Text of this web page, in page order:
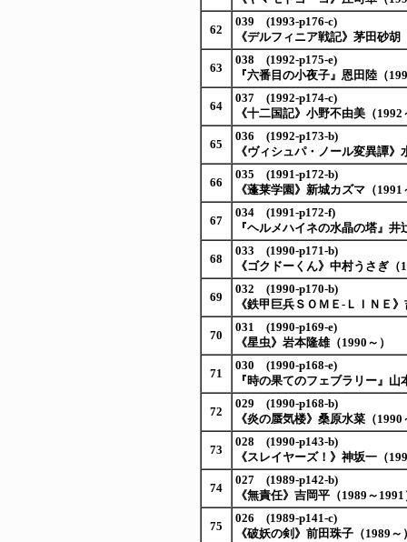
62
039 (1993-p176-c)
《デルフィニア戦記》茅田砂胡
63
038 (1992-p175-e)
『六番目の小夜子』恩田陸（
64
037 (1992-p174-c)
《十二国記》小野不由美（1992
65
036 (1992-p173-b)
《ヴィシュパ・ノール変異譚
66
035 (1991-p172-b)
《蓬莱学園》新城カズマ（1991
67
034 (1991-p172-f)
『ヘルメハイネの水晶の塔』井
68
033 (1990-p171-b)
《ゴクドーくん》中村うさぎ（
69
032 (1990-p170-b)
《鉄甲巨兵ＳＯＭＥ‐ＬＩＮＥ
70
031 (1990-p169-e)
《星虫》岩本隆雄（1990～）
71
030 (1990-p168-e)
『時の果てのフェブラリー』山
72
029 (1990-p168-b)
《炎の蜃気楼》桑原水菜（1990
73
028 (1990-p143-b)
《スレイヤーズ！》神坂一（
74
027 (1989-p142-b)
《無責任》吉岡平（1989～1991
75
026 (1989-p141-c)
《破妖の剣》前田珠子（1989～